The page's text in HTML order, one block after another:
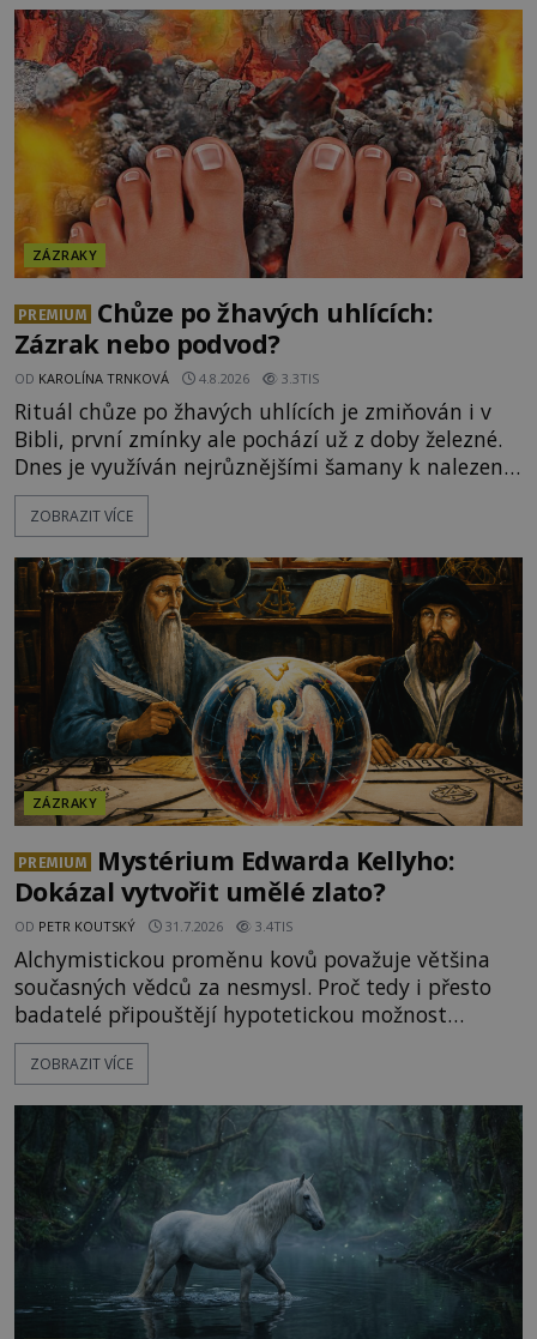
ZÁZRAKY
PREMIUM
Chůze po žhavých uhlících:
Zázrak nebo podvod?
OD KAROLÍNA TRNKOVÁ 4.8.2026 3.3TIS
Rituál chůze po žhavých uhlících je zmiňován i v
Bibli, první zmínky ale pochází už z doby železné.
Dnes je využíván nejrůznějšími šamany k nalezení
spirituální síly či vnitřního klidu. Jak funguje a proč
si při něm člověk nepopálí nohy, což bylo
nadpřirozeného? Histori
ZOBRAZIT VÍCE
ZÁZRAKY
PREMIUM
Mystérium Edwarda Kellyho:
Dokázal vytvořit umělé zlato?
OD PETR KOUTSKÝ 31.7.2026 3.4TIS
Alchymistickou proměnu kovů považuje většina
současných vědců za nesmysl. Proč tedy i přesto
badatelé připouštějí hypotetickou možnost
transmutace? Mohl její podstatu odhalit anglický
alchymista, vědec a dobrodruh Edward Kelly?
Měšťané pozorují konání muže, který se stává
nesmrtelnou legendou již během
ZOBRAZIT VÍCE